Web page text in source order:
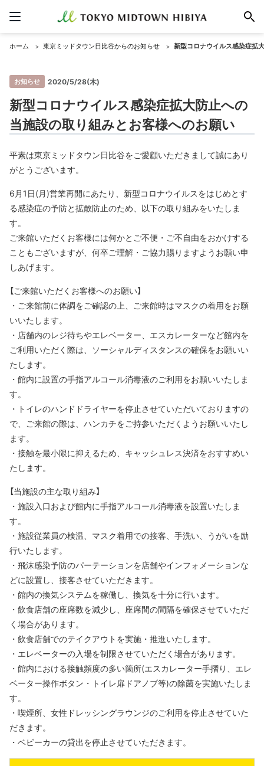
ホーム 東京ミッドタウン日比谷からのお知らせ 新型コロナウイルス感染症拡
お知らせ 2020/5/28(木)
新型コロナウイルス感染症拡大防止への
当施設の取り組みとお客様へのお願い
平素は東京ミッドタウン日比谷をご愛顧いただきまして誠にあり
がとうございます。
6月1日(月)営業再開にあたり、新型コロナウイルスをはじめとす
る感染症の予防と拡散防止のため、以下の取り組みをいたしま
す。
ご来館いただくお客様には何かとご不便・ご不自由をおかけする
こともございますが、何卒ご理解・ご協力賜りますようお願い申
しあげます。
【ご来館いただくお客様へのお願い】
・ご来館前に体調をご確認の上、ご来館時はマスクの着用をお願
いいたします。
・店舗内のレジ待ちやエレベーター、エスカレーターなど館内を
ご利用いただく際は、ソーシャルディスタンスの確保をお願いい
たします。
・館内に設置の手指アルコール消毒液のご利用をお願いいたしま
す。
・トイレのハンドドライヤーを停止させていただいておりますの
で、ご来館の際は、ハンカチをご持参いただくようお願いいたし
ます。
・接触を最小限に抑えるため、キャッシュレス決済をおすすめい
たします。
【当施設の主な取り組み】
・施設入口および館内に手指アルコール消毒液を設置いたしま
す。
・施設従業員の検温、マスク着用での接客、手洗い、うがいを励
行いたします。
・飛沫感染予防のパーテーションを店舗やインフォメーションな
どに設置し、接客させていただきます。
・館内の換気システムを稼働し、換気を十分に行います。
・飲食店舗の座席数を減少し、座席間の間隔を確保させていただ
く場合があります。
・飲食店舗でのテイクアウトを実施・推進いたします。
・エレベーターの入場を制限させていただく場合があります。
・館内における接触頻度の多い箇所(エスカレーター手摺り、エレ
ベーター操作ボタン・トイレ扉ドアノブ等)の除菌を実施いたしま
す。
・喫煙所、女性ドレッシングラウンジのご利用を停止させていた
だきます。
・ベビーカーの貸出を停止させていただきます。